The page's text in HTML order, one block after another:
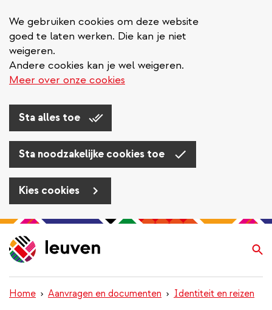
We gebruiken cookies om deze website
goed te laten werken. Die kan je niet
weigeren.
Andere cookies kan je wel weigeren.
Meer over onze cookies
Sta alles toe
Sta noodzakelijke cookies toe
Kies cookies
Overslaan
en
naar
inhoud
gaan
Home Aanvragen en documenten Identiteit en reizen